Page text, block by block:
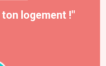
logement !"